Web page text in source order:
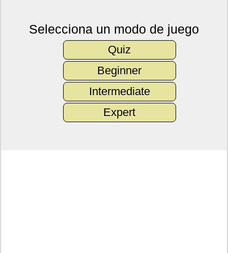
Selecciona un modo de juego
Quiz
Beginner
Intermediate
Expert